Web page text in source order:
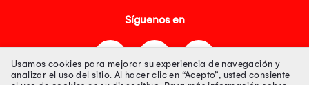
Síguenos en
Usamos cookies para mejorar su experiencia de navegación y
analizar el uso del sitio. Al hacer clic en “Acepto”, usted consiente